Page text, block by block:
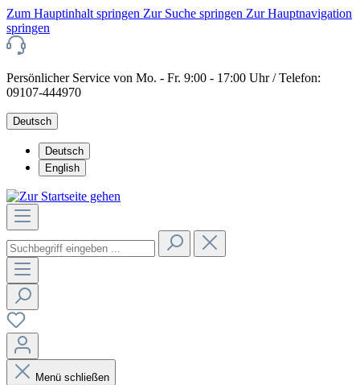
Zum Hauptinhalt springen Zur Suche springen Zur Hauptnavigation
springen
Persönlicher Service von Mo. - Fr. 9:00 - 17:00 Uhr / Telefon:
09107-444970
Deutsch
Deutsch
English
Menü schließen